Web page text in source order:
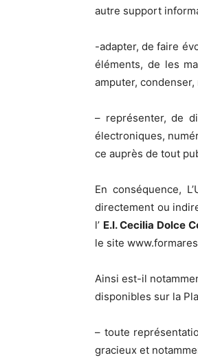
autre support
-adapter, de faire
éléments, de les
amputer,
– représenter, de
électroniques,
ce auprès de tout
En conséquence,
directement ou
l’ E.I. Cecilia Dolce
le site
Ainsi est-il
disponibles sur la
– toute
gracieux et